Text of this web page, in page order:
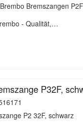
Bremszangen
- Qualität,…
P32F,
P2 32F, schwarz